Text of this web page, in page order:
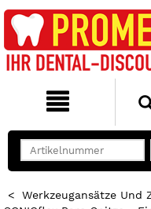
< Werkzeugansätze Und